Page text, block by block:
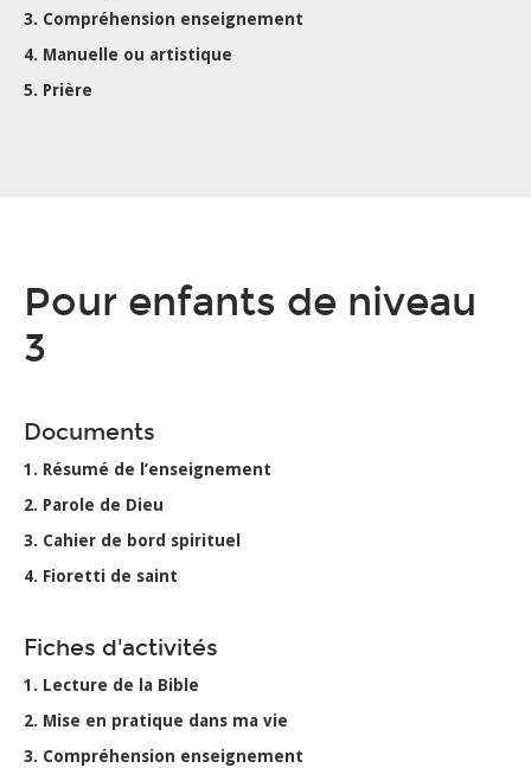
3. Compréhension enseignement
4. Manuelle ou artistique
5. Prière
Pour enfants de niveau
3
Documents
1. Résumé de l’enseignement
2. Parole de Dieu
3. Cahier de bord spirituel
4. Fioretti de saint
Fiches d'activités
1. Lecture de la Bible
2. Mise en pratique dans ma vie
3. Compréhension enseignement